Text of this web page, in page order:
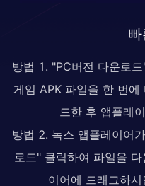
방법 1. "PC버전 다운로
게임 APK 파일을 한 번
드한 후 앱플레
방법 2. 녹스 앱플레이어
로드" 클릭하여 파일을
이어에 드래그하